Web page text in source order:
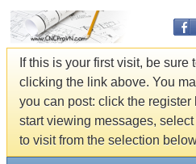
If this is your first visit, be sure
clicking the link above. You
you can post: click the
start viewing messages,
to visit from the selection